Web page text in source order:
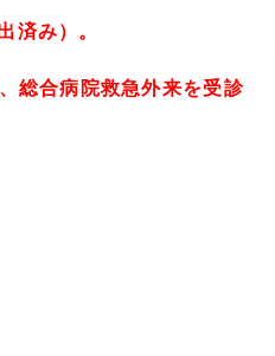
済み）。
総合病院救急外来を受診